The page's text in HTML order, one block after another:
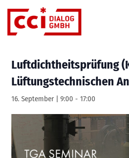
to
content
Luftdichtheitsprüfung
Lüftungstechnischen
16. September | 9:00 - 17:00